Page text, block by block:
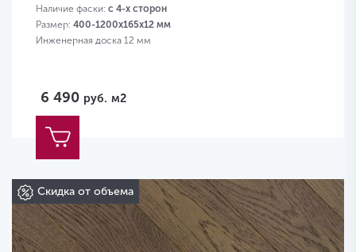
Наличие фаски: с 4-х сторон
Размер: 400-1200х165х12 мм
Инженерная доска 12 мм
6 490 руб. м2
Скидка от объема